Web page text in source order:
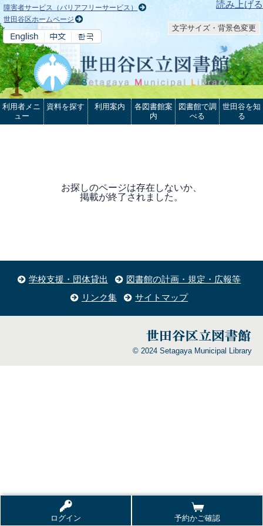
本文へ 読み上げる
障害者サービス（バリアフリーサービス）
世田谷区ホームページ
文字サイズ・背景色変更
ログイン 予約かご確認
利用者メニ
ュー
資料を探す 利用案内
各図書館案
内
図書館で調
べる
世田谷を知
る
お探しのページは存在しないか、
掲載が終了されました。
学校支援・団体貸出
図書館の計画・規定・広報等
リンク集
サイトマップ
© 2024 Setagaya Municipal Library